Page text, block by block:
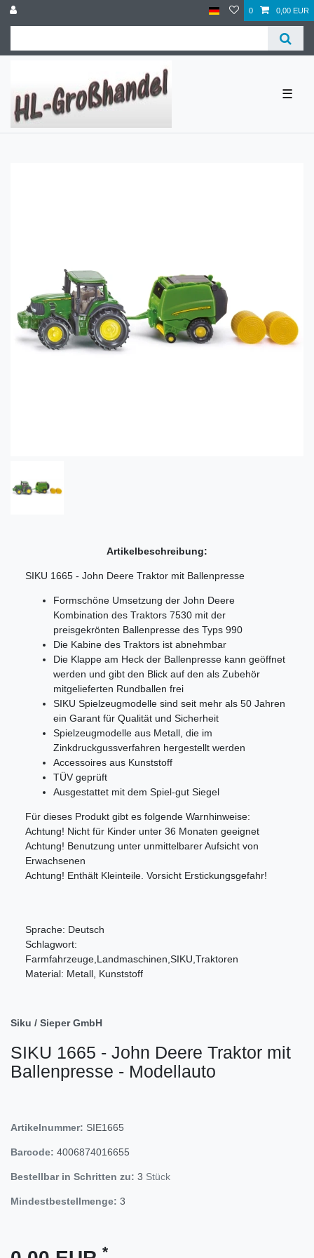
0 0,00 EUR
☰
Artikelbeschreibung:
SIKU 1665 - John Deere Traktor mit Ballenpresse
Formschöne Umsetzung der John Deere
Kombination des Traktors 7530 mit der
preisgekrönten Ballenpresse des Typs 990
Die Kabine des Traktors ist abnehmbar
Die Klappe am Heck der Ballenpresse kann geöffnet
werden und gibt den Blick auf den als Zubehör
mitgelieferten Rundballen frei
SIKU Spielzeugmodelle sind seit mehr als 50 Jahren
ein Garant für Qualität und Sicherheit
Spielzeugmodelle aus Metall, die im
Zinkdruckgussverfahren hergestellt werden
Accessoires aus Kunststoff
TÜV geprüft
Ausgestattet mit dem Spiel-gut Siegel
Für dieses Produkt gibt es folgende Warnhinweise:
Achtung! Nicht für Kinder unter 36 Monaten geeignet
Achtung! Benutzung unter unmittelbarer Aufsicht von
Erwachsenen
Achtung! Enthält Kleinteile. Vorsicht Erstickungsgefahr!
Sprache: Deutsch
Schlagwort:
Farmfahrzeuge,Landmaschinen,SIKU,Traktoren
Material: Metall, Kunststoff
Siku / Sieper GmbH
SIKU 1665 - John Deere Traktor mit
Ballenpresse - Modellauto
Artikelnummer: SIE1665
Barcode: 4006874016655
Bestellbar in Schritten zu: 3 Stück
Mindestbestellmenge: 3
*